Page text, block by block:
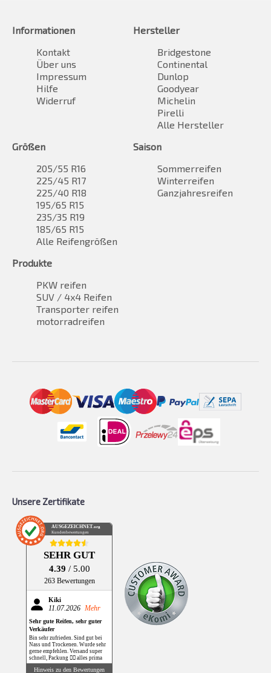
Informationen
Kontakt
Über uns
Impressum
Hilfe
Widerruf
Hersteller
Bridgestone
Continental
Dunlop
Goodyear
Michelin
Pirelli
Alle Hersteller
Größen
205/55 R16
225/45 R17
225/40 R18
195/65 R15
235/35 R19
185/65 R15
Alle Reifengrößen
Saison
Sommerreifen
Winterreifen
Ganzjahresreifen
Produkte
PKW reifen
SUV / 4x4 Reifen
Transporter reifen
motorradreifen
Unsere Zertifikate
AUSGEZEICHNET .org
Kundenbewertungen
SEHR GUT
4.39 / 5.00
263 Bewertungen
Kiki
11.07.2026 Mehr
Sehr gute Reifen, sehr guter
Verkäufer
Bin sehr zufrieden. Sind gut bei
Nass und Trockenen. Wurde sehr
gerne empfehlen. Versand super
schnell, Packung 👌🏻 alles prima
Hinweis zu den Bewertungen